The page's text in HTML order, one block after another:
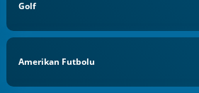
Golf
Amerikan Futbolu